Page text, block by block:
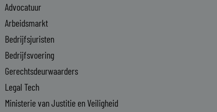
d
i
n
-
i
n
Advocatuur
Arbeidsmarkt
Bedrijfsjuristen
Bedrijfsvoering
Gerechtsdeurwaarders
Legal Tech
Ministerie van Justitie en Veiligheid